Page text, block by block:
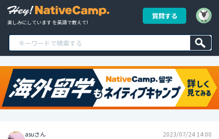
楽しみにしています を英語で教えて!
質問する
asuさん 2023/07/24 14:00